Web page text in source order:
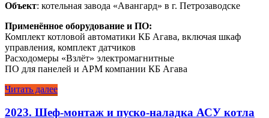
Объект: котельная завода «Авангард» в г. Петрозаводске
Применённое оборудование и ПО:
Комплект котловой автоматики КБ Агава, включая шкаф
управления, комплект датчиков
Расходомеры «Взлёт» электромагнитные
ПО для панелей и АРМ компании КБ Агава
Читать далее
2023. Шеф-монтаж и пуско-наладка АСУ котла